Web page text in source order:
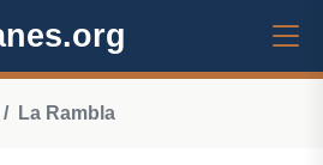
La Rambla